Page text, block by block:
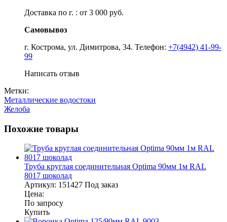
Доставка по г. : от 3 000 руб.
Самовывоз
г. Кострома, ул. Димитрова, 34. Телефон: +7(4942) 41-99-
99
Написать отзыв
Метки:
Металлические водостоки
Желоба
Похожие товары
Труба круглая соединительная Optima 90мм 1м RAL
8017 шоколад
Артикул: 151427 Под заказ
Цена:
По запросу
Купить